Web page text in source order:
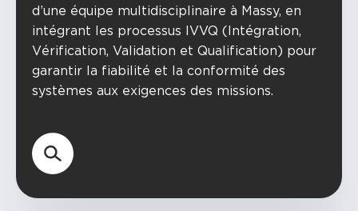
d’une équipe multidisciplinaire à Massy, en
intégrant les processus IVVQ (Intégration,
Vérification, Validation et Qualification) pour
garantir la fiabilité et la conformité des
systèmes aux exigences des missions.